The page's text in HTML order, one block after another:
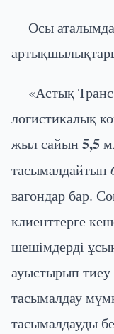
Осы
«Астық
логистикалық
жыл сайын 5,5
тасымалдайтын
вагондар бар.
клиенттерге
шешімдерді
ауыстырып
тасымалдау
тасымалдауды